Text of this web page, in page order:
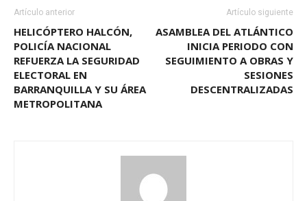
Artículo anterior
HELICÓPTERO HALCÓN,
POLICÍA NACIONAL
REFUERZA LA SEGURIDAD
ELECTORAL EN
BARRANQUILLA Y SU ÁREA
METROPOLITANA
Artículo siguiente
ASAMBLEA DEL ATLÁNTICO
INICIA PERIODO CON
SEGUIMIENTO A OBRAS Y
SESIONES
DESCENTRALIZADAS